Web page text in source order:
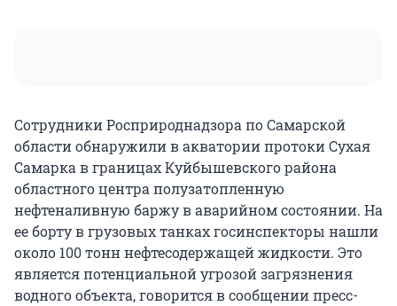
Сотрудники Росприроднадзора по Самарской
области обнаружили в акватории протоки Сухая
Самарка в границах Куйбышевского района
областного центра полузатопленную
нефтеналивную баржу в аварийном состоянии. На
ее борту в грузовых танках госинспекторы нашли
около 100 тонн нефтесодержащей жидкости. Это
является потенциальной угрозой загрязнения
водного объекта, говорится в сообщении пресс-